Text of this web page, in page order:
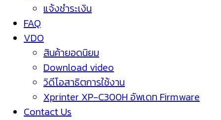
แจ้งชำระเงิน
FAQ
VDO
สินค้ายอดนิยม
Download video
วิดีโอสาธิตการใช้งาน
Xprinter XP-C300H อัพเดท Firmware
Contact Us